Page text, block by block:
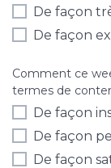
De façon
De façon
Comment ce
termes de
De façon
De façon
De façon